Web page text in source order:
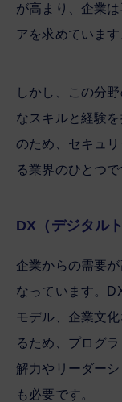
が高まり、企業
アを求めています
しかし、この分
なスキルと経験
のため、セキュ
る業界のひとつで
DX（デジタル
企業からの需要
なっています。
モデル、企業文
るため、プログ
解力やリーダー
も必要です。